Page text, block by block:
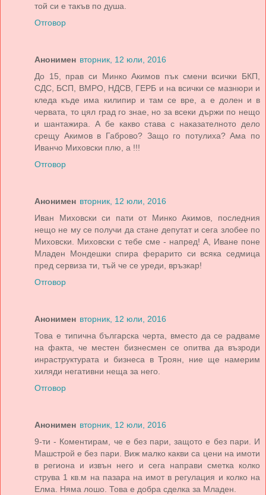
той си е такъв по душа.
Отговор
Анонимен вторник, 12 юли, 2016
До 15, прав си Минко Акимов пък смени всички БКП,
СДС, БСП, ВМРО, НДСВ, ГЕРБ и на всички се мазнюри и
кледа къде има килипир и там се вре, а е долен и в
червата, то цял град го знае, но за всеки държи по нещо
и шантажира. А бе какво става с наказателното дело
срещу Акимов в Габрово? Защо го потулиха? Ама по
Иванчо Миховски плю, а !!!
Отговор
Анонимен вторник, 12 юли, 2016
Иван Миховски си пати от Минко Акимов, последния
нещо не му се получи да стане депутат и сега злобее по
Миховски. Миховски с тебе сме - напред! А, Иване поне
Младен Мондешки спира ферарито си всяка седмица
пред сервиза ти, тъй че се уреди, връзкар!
Отговор
Анонимен вторник, 12 юли, 2016
Това е типична българска черта, вместо да се радваме
на факта, че местен бизнесмен се опитва да възроди
инраструктурата и бизнеса в Троян, ние ще намерим
хиляди негативни неща за него.
Отговор
Анонимен вторник, 12 юли, 2016
9-ти - Коментирам, че е без пари, защото е без пари. И
Машстрой е без пари. Виж малко какви са цени на имоти
в региона и извън него и сега направи сметка колко
струва 1 кв.м на пазара на имот в регулация и колко на
Елма. Няма лошо. Това е добра сделка за Младен.